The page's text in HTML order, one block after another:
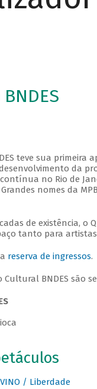
teve sua primeira
da
no Rio de
nomes da
de existência, o
tanto para
reserva de ingressos.
Cultural BNDES são
/ Liberdade